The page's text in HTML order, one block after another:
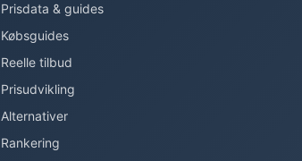
Prisdata & guides
Købsguides
Reelle tilbud
Prisudvikling
Alternativer
Rankering